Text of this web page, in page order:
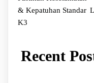
& Kepatuhan Standar
K3
Recent